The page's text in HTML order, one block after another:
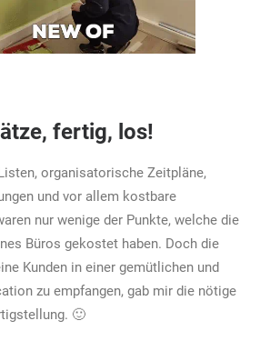
fertig, los!
organisatorische Zeitpläne,
und vor allem kostbare
nur wenige der Punkte, welche die
Büros gekostet haben. Doch die
Kunden in einer gemütlichen und
zu empfangen, gab mir die nötige
🙂